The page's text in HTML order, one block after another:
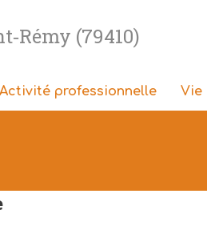
(79410)
Activité professionnelle Vie